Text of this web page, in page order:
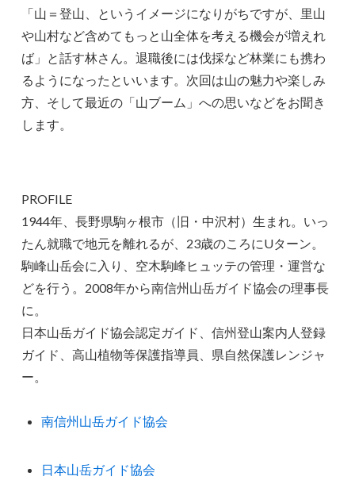
「山＝登山、というイメージになりがちですが、里山
や山村など含めてもっと山全体を考える機会が増えれ
ば」と話す林さん。退職後には伐採など林業にも携わ
るようになったといいます。次回は山の魅力や楽しみ
方、そして最近の「山ブーム」への思いなどをお聞き
します。
PROFILE
1944年、長野県駒ヶ根市（旧・中沢村）生まれ。いっ
たん就職で地元を離れるが、23歳のころにUターン。
駒峰山岳会に入り、空木駒峰ヒュッテの管理・運営な
どを行う。2008年から南信州山岳ガイド協会の理事長
に。
日本山岳ガイド協会認定ガイド、信州登山案内人登録
ガイド、高山植物等保護指導員、県自然保護レンジャ
ー。
南信州山岳ガイド協会
日本山岳ガイド協会